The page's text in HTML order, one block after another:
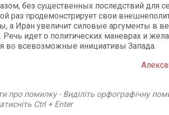
без существенных последствий для
раз продемонстрирует свои
а Иран увеличит силовые аргументы в
Речь идет о политических маневрах и
во всевозможные инициативы Запада.
про помилку - Виділіть орфографічну
Ctrl + Enter